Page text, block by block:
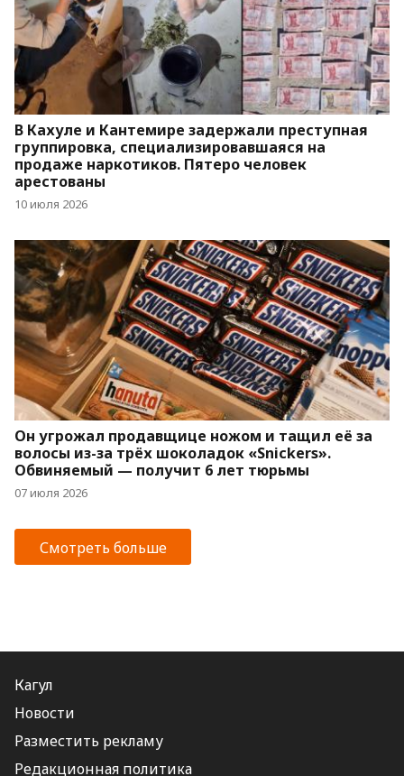
В Кахуле и Кантемире задержали преступная
группировка, специализировавшаяся на
продаже наркотиков. Пятеро человек
арестованы
10 июля 2026
Он угрожал продавщице ножом и тащил её за
волосы из-за трёх шоколадок «Snickers».
Обвиняемый — получит 6 лет тюрьмы
07 июля 2026
Смотреть больше
Кагул
Новости
Разместить рекламу
Редакционная политика